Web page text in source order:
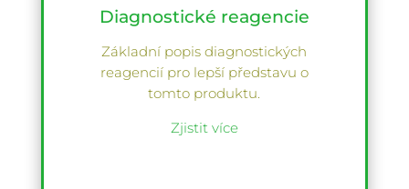
Diagnostické reagencie
Základní popis diagnostických
reagencií pro lepší představu o
tomto produktu.
Zjistit více